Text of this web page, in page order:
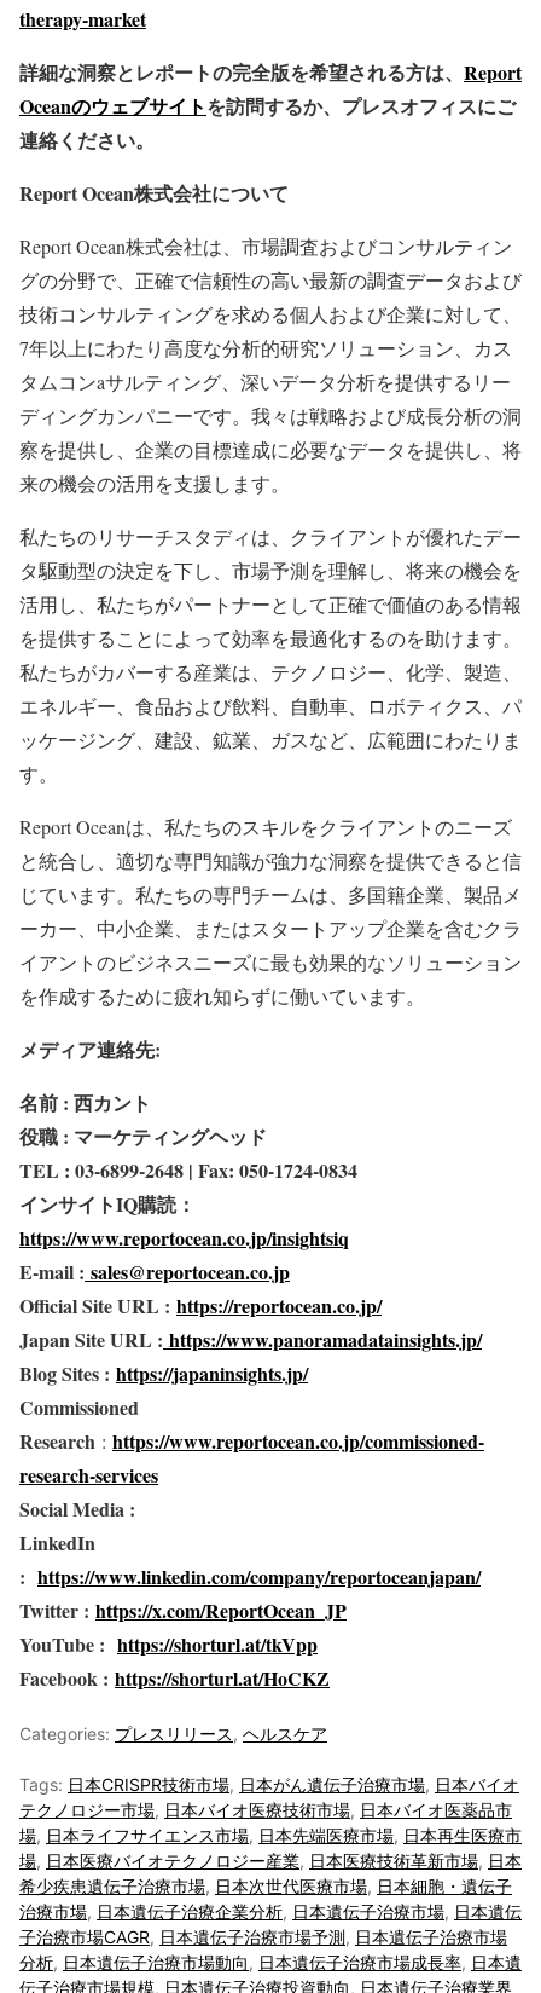
therapy-market
詳細な洞察とレポートの完全版を希望される方は、 Report
Oceanのウェブサイトを訪問するか、プレスオフィスにご
連絡ください。
Report Ocean株式会社について
Report Ocean株式会社は、市場調査およびコンサルティン
グの分野で、正確で信頼性の高い最新の調査データおよび
技術コンサルティングを求める個人および企業に対して、
7年以上にわたり高度な分析的研究ソリューション、カス
タムコンaサルティング、深いデータ分析を提供するリー
ディングカンパニーです。我々は戦略および成長分析の洞
察を提供し、企業の目標達成に必要なデータを提供し、将
来の機会の活用を支援します。
私たちのリサーチスタディは、クライアントが優れたデー
タ駆動型の決定を下し、市場予測を理解し、将来の機会を
活用し、私たちがパートナーとして正確で価値のある情報
を提供することによって効率を最適化するのを助けます。
私たちがカバーする産業は、テクノロジー、化学、製造、
エネルギー、食品および飲料、自動車、ロボティクス、パ
ッケージング、建設、鉱業、ガスなど、広範囲にわたりま
す。
Report Oceanは、私たちのスキルをクライアントのニーズ
と統合し、適切な専門知識が強力な洞察を提供できると信
じています。私たちの専門チームは、多国籍企業、製品メ
ーカー、中小企業、またはスタートアップ企業を含むクラ
イアントのビジネスニーズに最も効果的なソリューション
を作成するために疲れ知らずに働いています。
メディア連絡先:
名前 : 西カント
役職 : マーケティングヘッド
TEL : 03-6899-2648 | Fax: 050-1724-0834
インサイトIQ購読：
https://www.reportocean.co.jp/insightsiq
E-mail : sales@reportocean.co.jp
Official Site URL : https://reportocean.co.jp/
Japan Site URL : https://www.panoramadatainsights.jp/
Blog Sites : https://japaninsights.jp/
Commissioned
Research : https://www.reportocean.co.jp/commissioned-
research-services
Social Media :
LinkedIn
: https://www.linkedin.com/company/reportoceanjapan/
Twitter : https://x.com/ReportOcean_JP
YouTube : https://shorturl.at/tkVpp
Facebook : https://shorturl.at/HoCKZ
Categories: プレスリリース, ヘルスケア
Tags: 日本CRISPR技術市場, 日本がん遺伝子治療市場, 日本バイオ
テクノロジー市場, 日本バイオ医療技術市場, 日本バイオ医薬品市
場, 日本ライフサイエンス市場, 日本先端医療市場, 日本再生医療市
場, 日本医療バイオテクノロジー産業, 日本医療技術革新市場, 日本
希少疾患遺伝子治療市場, 日本次世代医療市場, 日本細胞・遺伝子
治療市場, 日本遺伝子治療企業分析, 日本遺伝子治療市場, 日本遺伝
子治療市場CAGR, 日本遺伝子治療市場予測, 日本遺伝子治療市場
分析, 日本遺伝子治療市場動向, 日本遺伝子治療市場成長率, 日本遺
伝子治療市場規模, 日本遺伝子治療投資動向, 日本遺伝子治療業界